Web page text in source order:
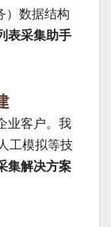
）数据结构
表采集助手
业客户。我
工模拟等技
集解决方案